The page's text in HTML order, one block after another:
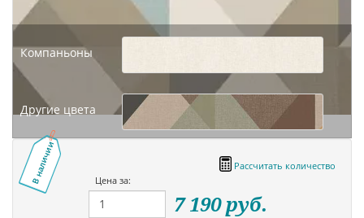
Компаньоны
Другие цвета
В наличии
Рассчитать количество
Цена за:
7 190руб.